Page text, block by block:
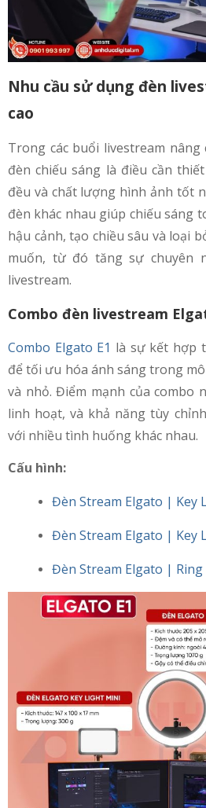
Nhu cầu sử dụng đèn
cao
Trong các buổi livestream nâng
đèn chiếu sáng là điều cần
đều và chất lượng hình ảnh tốt
đèn khác nhau giúp chiếu sáng
hậu cảnh, tạo chiều sâu và loại
muốn, từ đó tăng sự chuyên
livestream.
Combo đèn livestream
Combo Elgato E1 là sự kết hợp
để tối ưu hóa ánh sáng trong
và nhỏ. Điểm mạnh của combo
linh hoạt, và khả năng tùy
với nhiều tình huống khác nhau.
Cấu hình:
Đèn Stream Elgato | Key
Đèn Stream Elgato | Key
Đèn Stream Elgato |